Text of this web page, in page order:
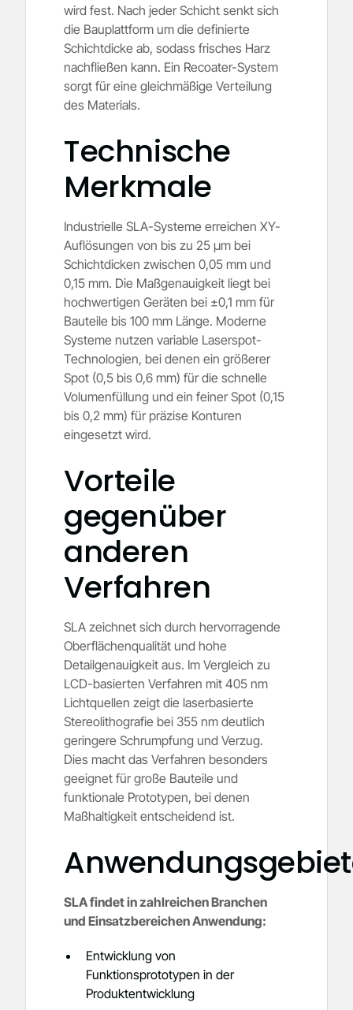
wird fest. Nach jeder Schicht senkt sich
die Bauplattform um die definierte
Schichtdicke ab, sodass frisches Harz
nachfließen kann. Ein Recoater-System
sorgt für eine gleichmäßige Verteilung
des Materials.
Technische
Merkmale
Industrielle SLA-Systeme erreichen XY-
Auflösungen von bis zu 25 µm bei
Schichtdicken zwischen 0,05 mm und
0,15 mm. Die Maßgenauigkeit liegt bei
hochwertigen Geräten bei ±0,1 mm für
Bauteile bis 100 mm Länge. Moderne
Systeme nutzen variable Laserspot-
Technologien, bei denen ein größerer
Spot (0,5 bis 0,6 mm) für die schnelle
Volumenfüllung und ein feiner Spot (0,15
bis 0,2 mm) für präzise Konturen
eingesetzt wird.
Vorteile
gegenüber
anderen
Verfahren
SLA zeichnet sich durch hervorragende
Oberflächenqualität und hohe
Detailgenauigkeit aus. Im Vergleich zu
LCD-basierten Verfahren mit 405 nm
Lichtquellen zeigt die laserbasierte
Stereolithografie bei 355 nm deutlich
geringere Schrumpfung und Verzug.
Dies macht das Verfahren besonders
geeignet für große Bauteile und
funktionale Prototypen, bei denen
Maßhaltigkeit entscheidend ist.
SLA findet in zahlreichen Branchen
und Einsatzbereichen Anwendung:
Entwicklung von
Funktionsprototypen in der
Produktentwicklung